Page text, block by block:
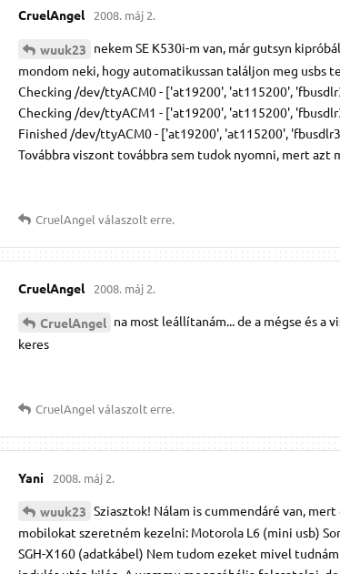
CruelAngel 2008. máj 2.
wuuk23 nekem SE K530i-m van, már gutsyn
mondom neki, hogy automatikussan találjon meg usbs
Checking /dev/ttyACM0 - ['at19200', 'at115200',
Checking /dev/ttyACM1 - ['at19200', 'at115200',
Finished /dev/ttyACM0 - ['at19200', 'at115200',
Továbbra viszont továbbra sem tudok nyomni, mert azt
CruelAngel válaszolt erre.
CruelAngel 2008. máj 2.
CruelAngel na most leállítanám... de a mégse és a
keres
CruelAngel válaszolt erre.
Yani 2008. máj 2.
wuuk23 Sziasztok! Nálam is cummendáré van,
mobilokat szeretném kezelni: Motorola L6 (mini usb)
SGH-X160 (adatkábel) Nem tudom ezeket mivel